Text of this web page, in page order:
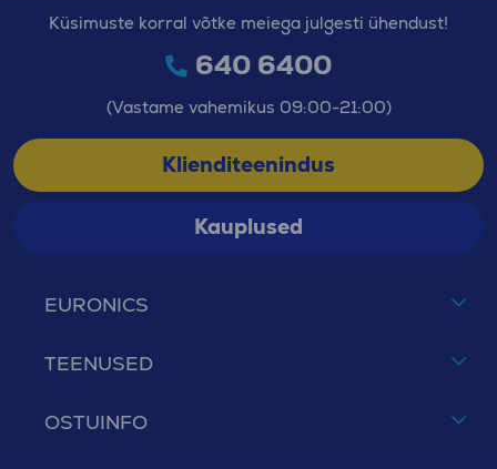
EURONICS
TEENUSED
OSTUINFO
Küsimuste korral võtke meiega julgesti ühendust!
640 6400
(Vastame vahemikus 09:00-21:00)
Klienditeenindus
Kauplused